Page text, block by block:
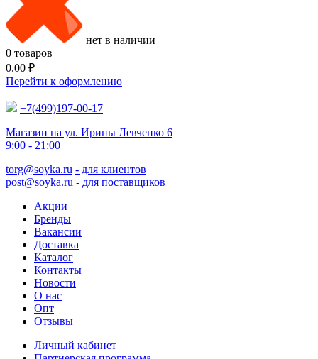
нет в наличии
0 товаров
0.00 ₽
Перейти к оформлению
+7(499)197-00-17
Магазин на ул. Ирины Левченко 6
9:00 - 21:00
torg@soyka.ru - для клиентов
post@soyka.ru - для поставщиков
Акции
Бренды
Вакансии
Доставка
Каталог
Контакты
Новости
О нас
Опт
Отзывы
Личный кабинет